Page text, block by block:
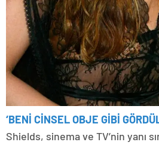
‘BENİ CİNSEL OBJE GİBİ
Shields, sinema ve TV’nin yanı